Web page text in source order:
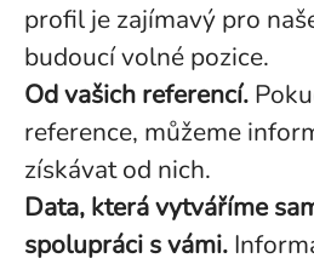
profil je zajímavý pro
budoucí volné pozice.
Od vašich referencí.
reference, můžeme
získávat od nich.
Data, která vytváříme
spolupráci s vámi.